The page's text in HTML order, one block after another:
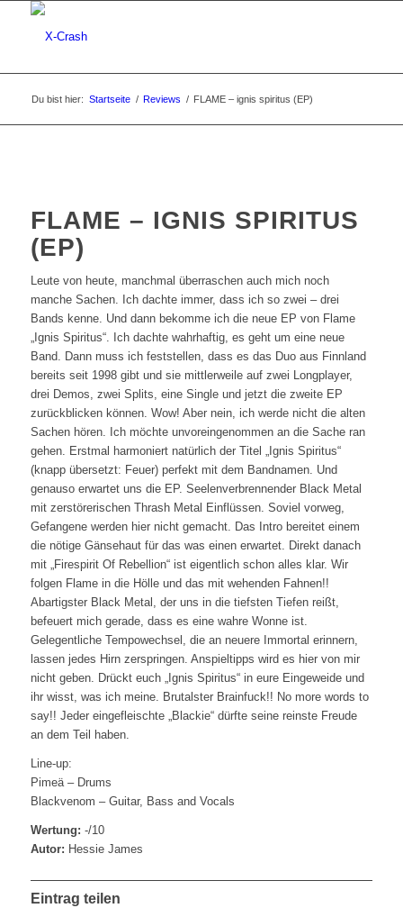
Du bist hier: Startseite / Reviews / FLAME – ignis spiritus (EP)
FLAME – IGNIS SPIRITUS
(EP)
Leute von heute, manchmal überraschen auch mich noch
manche Sachen. Ich dachte immer, dass ich so zwei – drei
Bands kenne. Und dann bekomme ich die neue EP von Flame
„Ignis Spiritus“. Ich dachte wahrhaftig, es geht um eine neue
Band. Dann muss ich feststellen, dass es das Duo aus Finnland
bereits seit 1998 gibt und sie mittlerweile auf zwei Longplayer,
drei Demos, zwei Splits, eine Single und jetzt die zweite EP
zurückblicken können. Wow! Aber nein, ich werde nicht die alten
Sachen hören. Ich möchte unvoreingenommen an die Sache ran
gehen. Erstmal harmoniert natürlich der Titel „Ignis Spiritus“
(knapp übersetzt: Feuer) perfekt mit dem Bandnamen. Und
genauso erwartet uns die EP. Seelenverbrennender Black Metal
mit zerstörerischen Thrash Metal Einflüssen. Soviel vorweg,
Gefangene werden hier nicht gemacht. Das Intro bereitet einem
die nötige Gänsehaut für das was einen erwartet. Direkt danach
mit „Firespirit Of Rebellion“ ist eigentlich schon alles klar. Wir
folgen Flame in die Hölle und das mit wehenden Fahnen!!
Abartigster Black Metal, der uns in die tiefsten Tiefen reißt,
befeuert mich gerade, dass es eine wahre Wonne ist.
Gelegentliche Tempowechsel, die an neuere Immortal erinnern,
lassen jedes Hirn zerspringen. Anspieltipps wird es hier von mir
nicht geben. Drückt euch „Ignis Spiritus“ in eure Eingeweide und
ihr wisst, was ich meine. Brutalster Brainfuck!! No more words to
say!! Jeder eingefleischte „Blackie“ dürfte seine reinste Freude
an dem Teil haben.
Line-up:
Pimeä – Drums
Blackvenom – Guitar, Bass and Vocals
Wertung: -/10
Autor: Hessie James
Eintrag teilen